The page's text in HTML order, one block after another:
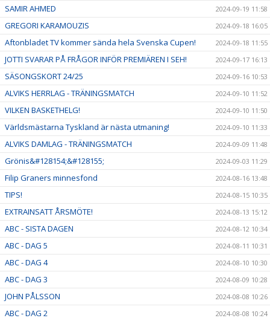
SAMIR AHMED 2024-09-19 11:58
GREGORI KARAMOUZIS 2024-09-18 16:05
Aftonbladet TV kommer sända hela Svenska Cupen! 2024-09-18 11:55
JOTTI SVARAR PÅ FRÅGOR INFÖR PREMIÄREN I SEH! 2024-09-17 16:13
SÄSONGSKORT 24/25 2024-09-16 10:53
ALVIKS HERRLAG - TRÄNINGSMATCH 2024-09-10 11:52
VILKEN BASKETHELG! 2024-09-10 11:50
Världsmästarna Tyskland är nästa utmaning! 2024-09-10 11:33
ALVIKS DAMLAG - TRÄNINGSMATCH 2024-09-09 11:48
Grönis&#128154;&#128155; 2024-09-03 11:29
Filip Graners minnesfond 2024-08-16 13:48
TIPS! 2024-08-15 10:35
EXTRAINSATT ÅRSMÖTE! 2024-08-13 15:12
ABC - SISTA DAGEN 2024-08-12 10:34
ABC - DAG 5 2024-08-11 10:31
ABC - DAG 4 2024-08-10 10:30
ABC - DAG 3 2024-08-09 10:28
JOHN PÅLSSON 2024-08-08 10:26
ABC - DAG 2 2024-08-08 10:24